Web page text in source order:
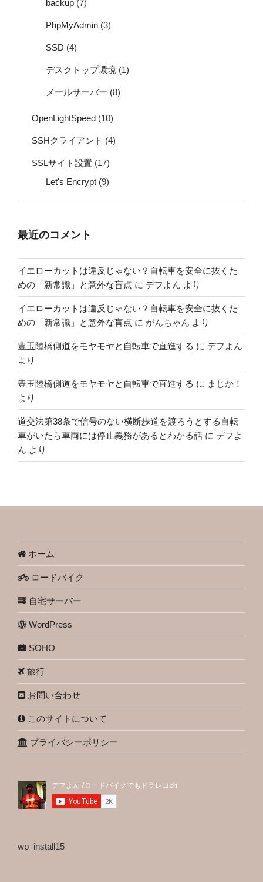
backup (7)
PhpMyAdmin (3)
SSD (4)
デスクトップ環境 (1)
メールサーバー (8)
OpenLightSpeed (10)
SSHクライアント (4)
SSLサイト設置 (17)
Let's Encrypt (9)
最近のコメント
イエローカットは違反じゃない？自転車を安全に抜くた
めの「新常識」と意外な盲点 に デフよん より
イエローカットは違反じゃない？自転車を安全に抜くた
めの「新常識」と意外な盲点 に がんちゃん より
豊玉陸橋側道をモヤモヤと自転車で直進する に デフよん
より
豊玉陸橋側道をモヤモヤと自転車で直進する に まじか！
より
道交法第38条で信号のない横断歩道を渡ろうとする自転
車がいたら車両には停止義務があるとわかる話 に デフよ
ん より
ホーム
ロードバイク
自宅サーバー
WordPress
SOHO
旅行
お問い合わせ
このサイトについて
プライバシーポリシー
wp_install15